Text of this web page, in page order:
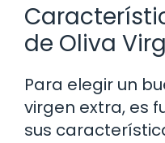
de Oliva
Para elegir un
virgen extra, es
sus